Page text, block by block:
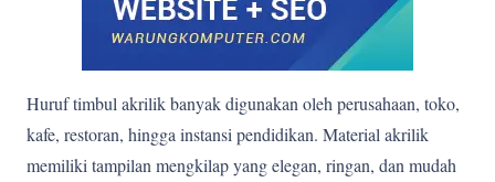
Huruf timbul akrilik banyak digunakan oleh perusahaan, toko,
kafe, restoran, hingga instansi pendidikan. Material akrilik
memiliki tampilan mengkilap yang elegan, ringan, dan mudah